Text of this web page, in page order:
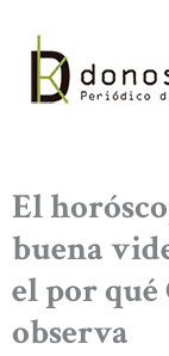
contenido
El
buena
el por
observa